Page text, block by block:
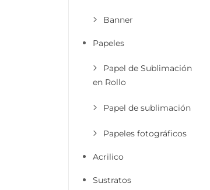
Banner
Papeles
Papel de Sublimación
en Rollo
Papel de sublimación
Papeles fotográficos
Acrilico
Sustratos